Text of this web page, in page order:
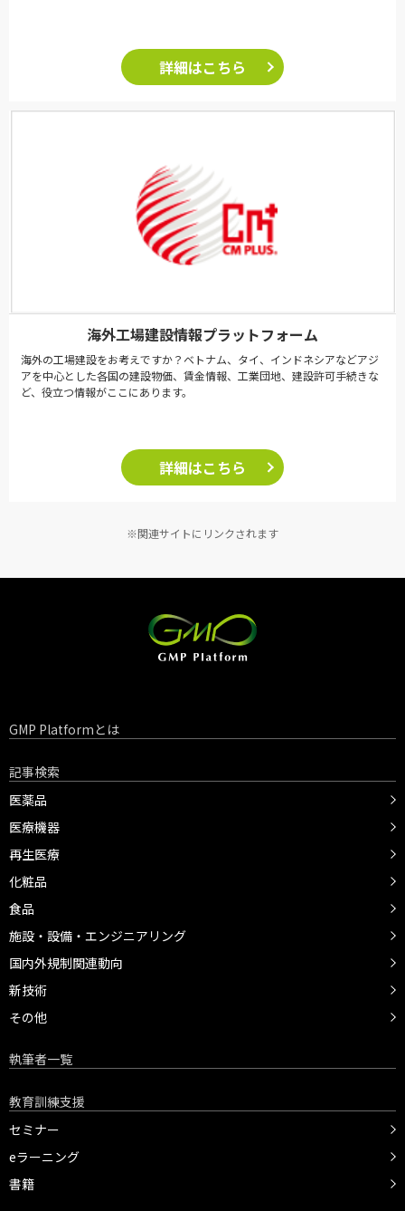
詳細はこちら
海外工場建設情報プラットフォーム
海外の工場建設をお考えですか？ベトナム、タイ、インドネシアなどアジ
アを中心とした各国の建設物価、賃金情報、工業団地、建設許可手続きな
ど、役立つ情報がここにあります。
詳細はこちら
※関連サイトにリンクされます
GMP Platformとは
記事検索
医薬品
医療機器
再生医療
化粧品
食品
施設・設備・エンジニアリング
国内外規制関連動向
新技術
その他
執筆者一覧
教育訓練支援
セミナー
eラーニング
書籍